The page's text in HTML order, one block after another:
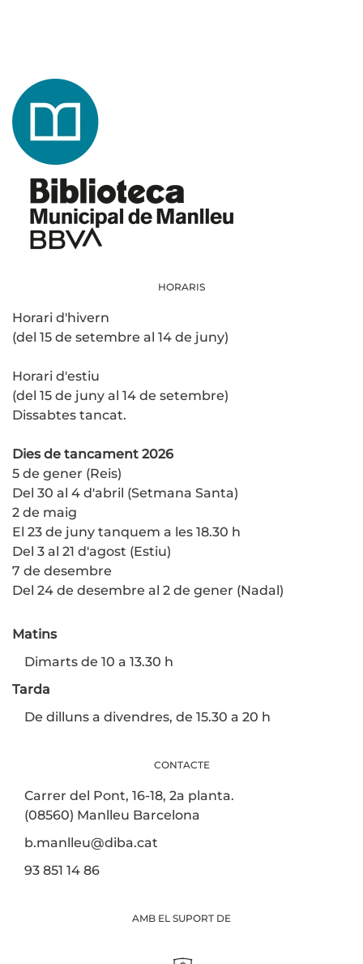
HORARIS
Horari d'hivern
(del 15 de setembre al 14 de juny)
Horari d'estiu
(del 15 de juny al 14 de setembre)
Dissabtes tancat.
Dies de tancament 2026
5 de gener (Reis)
Del 30 al 4 d'abril (Setmana Santa)
2 de maig
El 23 de juny tanquem a les 18.30 h
Del 3 al 21 d'agost (Estiu)
7 de desembre
Del 24 de desembre al 2 de gener (Nadal)
Matins
Dimarts de 10 a 13.30 h
Tarda
De dilluns a divendres, de 15.30 a 20 h
CONTACTE
Carrer del Pont, 16-18, 2a planta.
(08560) Manlleu Barcelona
b.manlleu@diba.cat
93 851 14 86
AMB EL SUPORT DE